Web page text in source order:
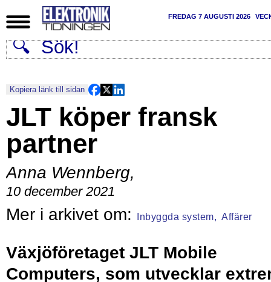
FREDAG 7 AUGUSTI 2026
Kopiera länk till sidan
JLT köper fransk
partner
Anna Wennberg,
10 december 2021
Inbyggda system, Affärer
Växjöföretaget JLT Mobile
Computers, som utvecklar